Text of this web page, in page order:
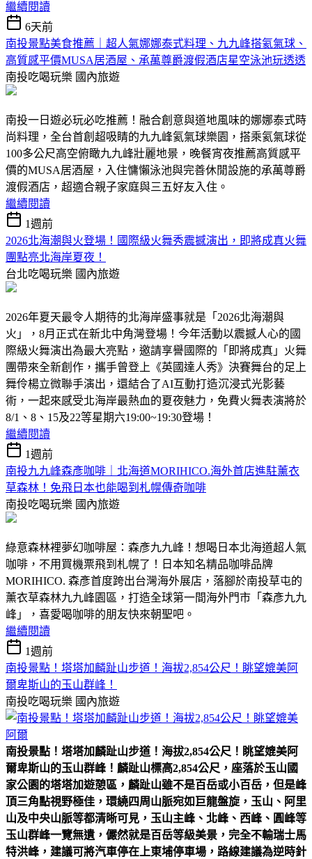
繼續閱讀
6天前
南投景點美食推薦｜超人氣娜娜泰式料理、九九峰搭氦氣球、
高質感平價MUSA居酒屋、承萬尊爵渡假酒店星空泳池玩透透
南投吃喝玩樂 國內旅遊
南投一日遊必玩必吃推薦！融合創意與道地風味的娜娜泰式時
尚料理，全台首創超吸睛的九九峰氦氣球樂園，搭乘氦氣球從
100多公尺高空俯瞰九九峰壯麗地景，晚餐宵夜推薦高質感平
價的MUSA居酒屋，入住慵懶泳池與完善休閒設施的承萬尊爵
渡假酒店，超適合親子家庭與三五好友入住。
繼續閱讀
1週前
2026北海潮與火登場！國際級火舞秀震撼演出，即將成真火舞
團點亮北海岸夏夜！
台北吃喝玩樂 國內旅遊
2026年夏天最令人期待的北海岸盛事就是「2026北海潮與
火」，8月正式在新北中角灣登場！今年活動以震撼人心的國
際級火舞演出為最大亮點，邀請享譽國際的「即將成真」火舞
團帶來全新創作，攜手曾登上《英國達人秀》決賽舞台的足上
舞伶楊立微聯手演出，還結合了AI互動打造沉浸式光影藝
術，一起來感受北海岸最熱血的夏夜魅力，免費火舞表演將於
8/1、8、15及22等星期六19:00~19:30登場！
繼續閱讀
1週前
南投九九峰森彥咖啡｜北海道MORIHICO.海外首店進駐薰衣
草森林！免飛日本也能喝到札幌傳奇咖啡
南投吃喝玩樂 國內旅遊
綠意森林裡夢幻咖啡屋：森彥九九峰！想喝日本北海道超人氣
咖啡，不用買機票飛到札幌了！日本知名精品咖啡品牌
MORIHICO. 森彥首度跨出台灣海外展店，落腳於南投草屯的
薰衣草森林九九峰園區，打造全球第一間海外門市「森彥九九
峰」，喜愛喝咖啡的朋友快來朝聖吧。
繼續閱讀
1週前
南投景點！塔塔加麟趾山步道！海拔2,854公尺！眺望媲美阿
爾卑斯山的玉山群峰！
南投吃喝玩樂 國內旅遊
南投景點！塔塔加麟趾山步道！海拔2,854公尺！眺望媲美阿
爾卑斯山的玉山群峰！ 麟趾山標高2,854公尺，座落於玉山國
家公園的塔塔加遊憩區，麟趾山雖不是百岳或小百岳，但是峰
頂三角點視野極佳，環繞四周山脈宛如巨龍盤旋，玉山、阿里
山及中央山脈等都清晰可見，玉山主峰、北峰、西峰、圓峰等
玉山群峰一覽無遺，儼然就是百岳等級美景，完全不輸瑞士馬
特洪峰，建議可將汽車停在上東埔停車場，路線建議為逆時針